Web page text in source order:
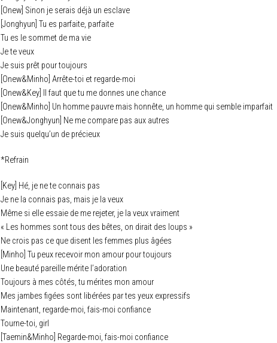
[Onew] Sinon je serais déjà un esclave
[Jonghyun] Tu es parfaite, parfaite
Tu es le sommet de ma vie
Je te veux
Je suis prêt pour toujours
[Onew&Minho] Arrête-toi et regarde-moi
[Onew&Key] Il faut que tu me donnes une chance
[Onew&Minho] Un homme pauvre mais honnête, un homme qui semble imparfait
[Onew&Jonghyun] Ne me compare pas aux autres
Je suis quelqu’un de précieux
*Refrain
[Key] Hé, je ne te connais pas
Je ne la connais pas, mais je la veux
Même si elle essaie de me rejeter, je la veux vraiment
« Les hommes sont tous des bêtes, on dirait des loups »
Ne crois pas ce que disent les femmes plus âgées
[Minho] Tu peux recevoir mon amour pour toujours
Une beauté pareille mérite l’adoration
Toujours à mes côtés, tu mérites mon amour
Mes jambes figées sont libérées par tes yeux expressifs
Maintenant, regarde-moi, fais-moi confiance
Tourne-toi, girl
[Taemin&Minho] Regarde-moi, fais-moi confiance